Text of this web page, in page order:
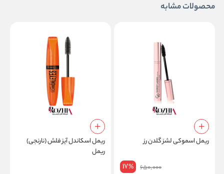
محصولات مشابه
ریمل اسموکی لشز گلدن رز
650,000
17%
ریمل اسکاندل آیز فلش (نارنجی)
ریمل